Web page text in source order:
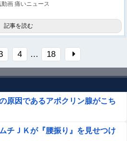
動画 痛いニュース
記事を読む
4 … 18
原因であるアポクリン腺がこち
チＪＫが『腰振り』を見せつけ